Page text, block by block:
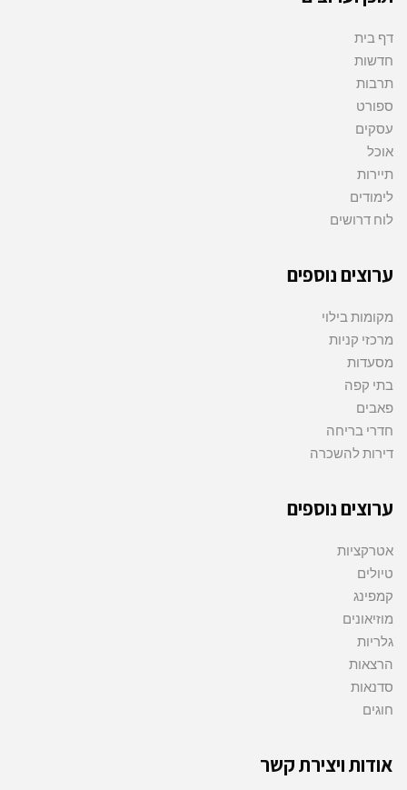
דף בית
חדשות
תרבות
ספורט
עסקים
אוכל
תיירות
לימודים
לוח דרושים
ערוצים נוספים
מקומות בילוי
מרכזי קניות
מסעדות
בתי קפה
פאבים
חדרי בריחה
דירות להשכרה
ערוצים נוספים
אטרקציות
טיולים
קמפינג
מוזיאונים
גלריות
הרצאות
סדנאות
חוגים
אודות ויצירת קשר